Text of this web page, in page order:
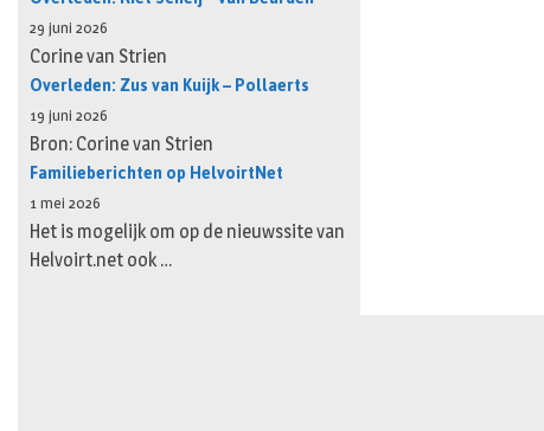
29 juni 2026
Corine van Strien
Overleden: Zus van Kuijk – Pollaerts
19 juni 2026
Bron: Corine van Strien
Familieberichten op HelvoirtNet
1 mei 2026
Het is mogelijk om op de nieuwssite van
Helvoirt.net ook …